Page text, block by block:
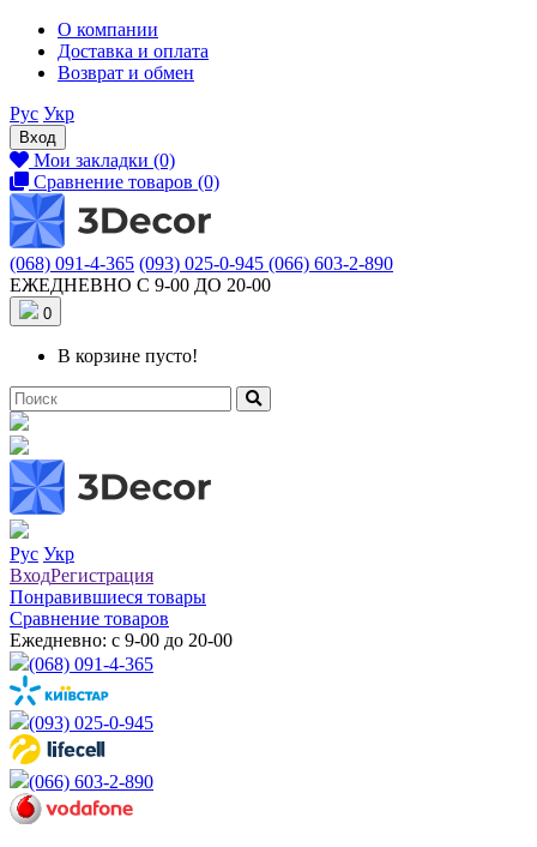
О компании
Доставка и оплата
Возврат и обмен
Рус Укр
Вход
Мои закладки (0)
Сравнение товаров (0)
(068) 091-4-365 (093) 025-0-945 (066) 603-2-890
ЕЖЕДНЕВНО С 9-00 ДО 20-00
0
В корзине пусто!
Рус Укр
ВходРегистрация
Понравившиеся товары
Сравнение товаров
Ежедневно: с 9-00 до 20-00
(068) 091-4-365
(093) 025-0-945
(066) 603-2-890